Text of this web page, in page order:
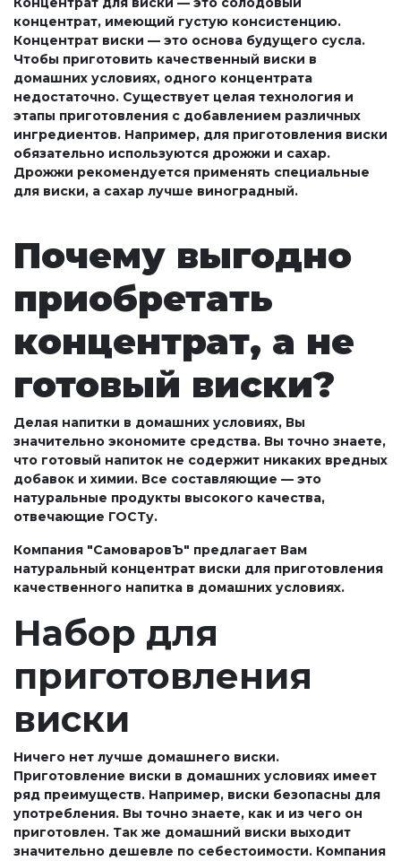
концентрат, имеющий густую консистенцию.
Концентрат виски — это основа будущего сусла.
Чтобы приготовить качественный виски в
домашних условиях, одного концентрата
недостаточно. Существует целая технология и
этапы приготовления с добавлением различных
ингредиентов. Например, для приготовления виски
обязательно используются дрожжи и сахар.
Дрожжи рекомендуется применять специальные
для виски, а сахар лучше виноградный.
Почему выгодно
приобретать
концентрат, а не
готовый виски?
Делая напитки в домашних условиях, Вы
значительно экономите средства. Вы точно знаете,
что готовый напиток не содержит никаких вредных
добавок и химии. Все составляющие — это
натуральные продукты высокого качества,
отвечающие ГОСТу.
Компания "СамоваровЪ" предлагает Вам
натуральный концентрат виски для приготовления
качественного напитка в домашних условиях.
Набор для
приготовления
виски
Ничего нет лучше домашнего виски.
Приготовление виски в домашних условиях имеет
ряд преимуществ. Например, виски безопасны для
употребления. Вы точно знаете, как и из чего он
приготовлен. Так же домашний виски выходит
значительно дешевле по себестоимости. Компания